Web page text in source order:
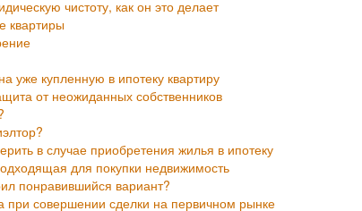
чистоту, как он это делает
квартиры
уже купленную в ипотеку квартиру
от неожиданных собственников
в случае приобретения жилья в ипотеку
для покупки недвижимость
понравившийся вариант?
при совершении сделки на первичном рынке